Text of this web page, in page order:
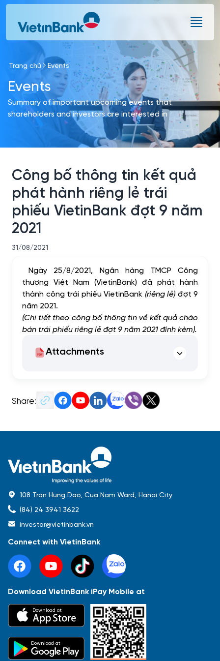
Skip to Main Content
Báo cáo tài chính Thông tin giao dịch
Sự kiện
Trang chủ Events
Events
Summary of important upcoming events that
shareholders and investors are interested in
Công bố thông tin kết quả
phát hành riêng lẻ trái
phiếu VietinBank đợt 9 năm
2021
31/08/2021
Ngày 25/8/2021, Ngân hàng TMCP Công
thương Việt Nam (VietinBank) đã phát hành
thành công trái phiếu VietinBank (riêng lẻ) đợt 9
năm 2021.
(Chi tiết theo công bố thông tin về kết quả chào
bán trái phiếu riêng lẻ đợt 9 năm 2021 đính kèm).
Attachments
Share:
108 Tran Hung Dao, Cua Nam Ward, Hanoi City
(84) 24 3941 3622
investor@vietinbank.vn
Connect with VietinBank
Download VietinBank iPay Mobile at
Download at
Download at